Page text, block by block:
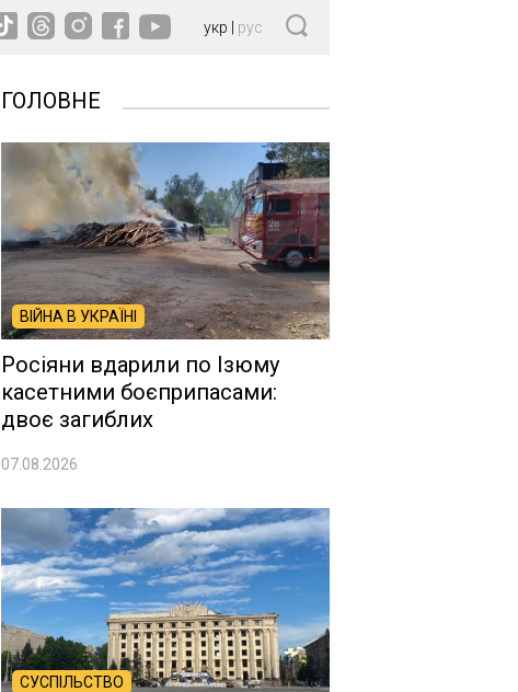
укр рус
ГОЛОВНЕ
ВІЙНА В УКРАЇНІ
Росіяни вдарили по Ізюму
касетними боєприпасами:
двоє загиблих
07.08.2026
СУСПІЛЬСТВО